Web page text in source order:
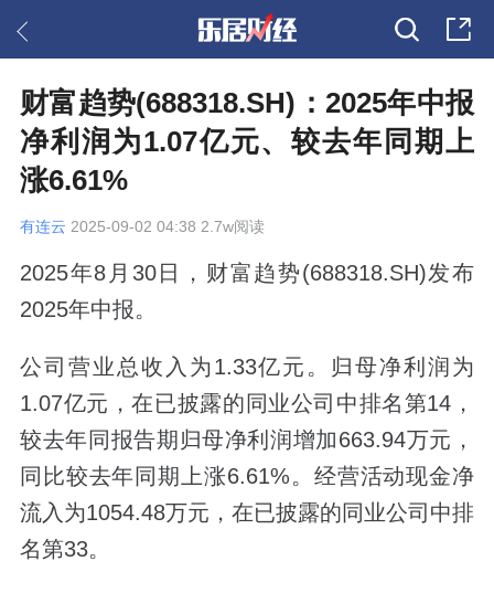
财富趋势(688318.SH)：2025年中报
净利润为1.07亿元、较去年同期上
涨6.61%
有连云 2025-09-02 04:38 2.7w阅读
2025年8月30日，财富趋势(688318.SH)发布
2025年中报。
公司营业总收入为1.33亿元。归母净利润为
1.07亿元，在已披露的同业公司中排名第14，
较去年同报告期归母净利润增加663.94万元，
同比较去年同期上涨6.61%。经营活动现金净
流入为1054.48万元，在已披露的同业公司中排
名第33。